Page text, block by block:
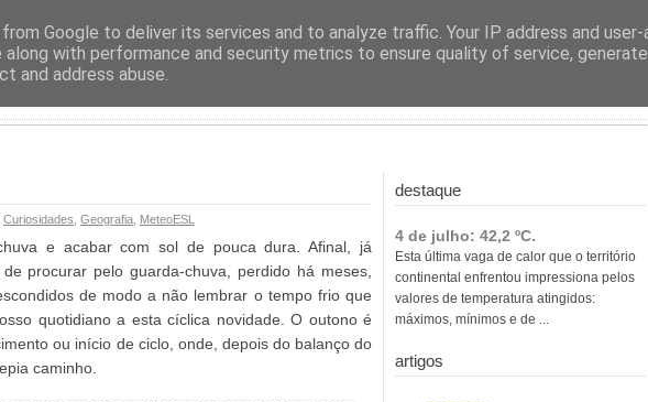
Curiosidades Geografia MeteoESL
e acabar com sol de pouca dura. Afinal, já
procurar pelo guarda-chuva, perdido há meses,
de modo a não lembrar o tempo frio que
quotidiano a esta cíclica novidade. O outono é
ou início de ciclo, onde, depois do balanço do
caminho.
destaque
4 de julho: 42,2 ºC.
Esta última vaga de calor que o território
continental enfrentou impressiona pelos
valores de temperatura atingidos:
máximos, mínimos e de ...
artigos
Google to deliver its services and to analyze traffic. Your IP address and
along with performance and security metrics to ensure quality of service,
and address abuse.